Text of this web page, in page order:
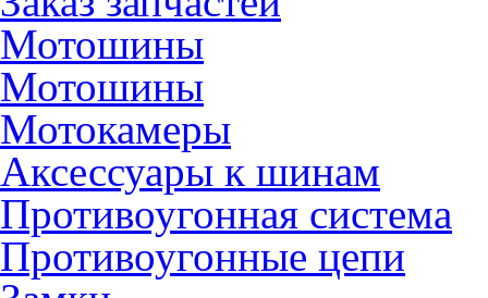
Мотошины
Мотошины
Мотокамеры
Аксессуары к шинам
Противоугонная система
Противоугонные цепи